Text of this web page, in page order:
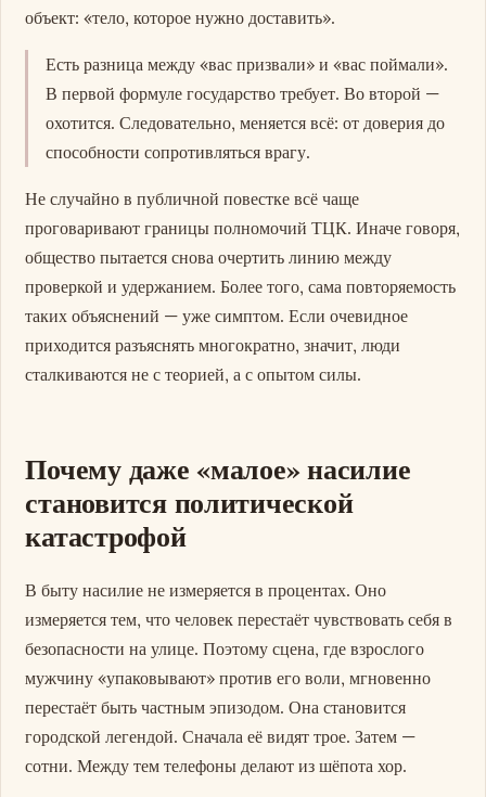
объект: «тело, которое нужно доставить».
Есть разница между «вас призвали» и «вас поймали».
В первой формуле государство требует. Во второй —
охотится. Следовательно, меняется всё: от доверия до
способности сопротивляться врагу.
Не случайно в публичной повестке всё чаще
проговаривают границы полномочий ТЦК. Иначе говоря,
общество пытается снова очертить линию между
проверкой и удержанием. Более того, сама повторяемость
таких объяснений — уже симптом. Если очевидное
приходится разъяснять многократно, значит, люди
сталкиваются не с теорией, а с опытом силы.
Почему даже «малое» насилие
становится политической
катастрофой
В быту насилие не измеряется в процентах. Оно
измеряется тем, что человек перестаёт чувствовать себя в
безопасности на улице. Поэтому сцена, где взрослого
мужчину «упаковывают» против его воли, мгновенно
перестаёт быть частным эпизодом. Она становится
городской легендой. Сначала её видят трое. Затем —
сотни. Между тем телефоны делают из шёпота хор.